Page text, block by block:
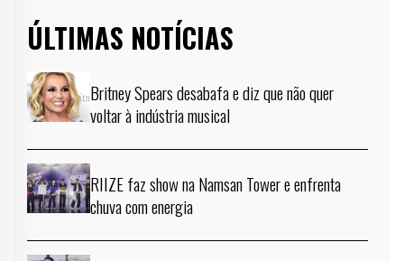
ÚLTIMAS NOTÍCIAS
Britney Spears desabafa e diz que não quer
voltar à indústria musical
RIIZE faz show na Namsan Tower e enfrenta
chuva com energia